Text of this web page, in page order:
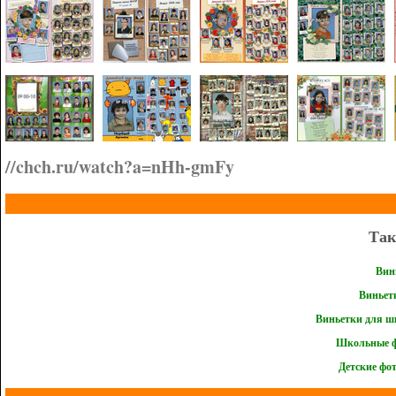
//chch.ru/watch?a=nHh-gmFy
Виньетки для
Школьные
Детские